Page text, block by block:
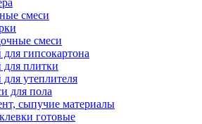
смеси
смеси
гипсокартона
для плитки
утеплителя
для пола
сыпучие материалы
готовые